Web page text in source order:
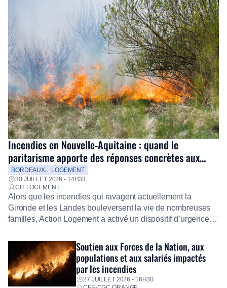
Incendies en Nouvelle-Aquitaine : quand le
paritarisme apporte des réponses concrètes aux
salariés
BORDEAUX
LOGEMENT
30 JUILLET 2026 - 14H33
CIT LOGEMENT
Alors que les incendies qui ravagent actuellement la
Gironde et les Landes bouleversent la vie de nombreuses
familles, Action Logement a activé un dispositif d’urgence
Fidèle à sa mission d’utilité sociale, le Groupe mobilise
immédiatement ses équipes afin de proposer un diagnostic
personnalisé, des aides financières pour faire face aux
premières dépenses, […]
Soutien aux Forces de la Nation, aux
populations et aux salariés impactés
par les incendies
27 JUILLET 2026 - 16H30